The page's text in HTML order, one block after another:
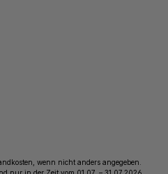
wenn nicht anders angegeben.